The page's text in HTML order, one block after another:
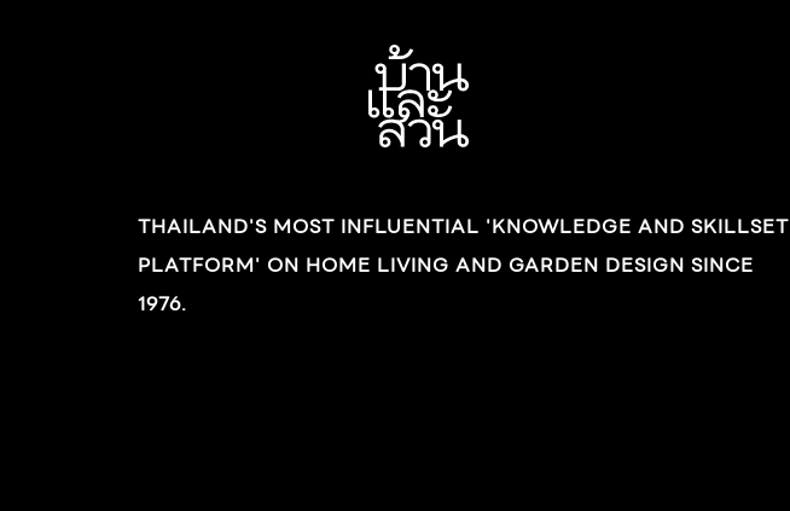
THAILAND'S MOST INFLUENTIAL 'KNOWLEDGE AND SKILLSET
PLATFORM' ON HOME LIVING AND GARDEN DESIGN SINCE
1976.